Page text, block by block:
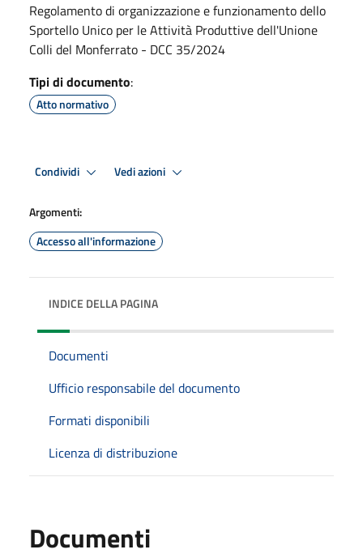
Regolamento di organizzazione e funzionamento dello
Sportello Unico per le Attività Produttive dell'Unione
Colli del Monferrato - DCC 35/2024
Tipi di documento:
Atto normativo
Condividi Vedi azioni
Argomenti:
Accesso all'informazione
INDICE DELLA PAGINA
Documenti
Ufficio responsabile del documento
Formati disponibili
Licenza di distribuzione
Documenti